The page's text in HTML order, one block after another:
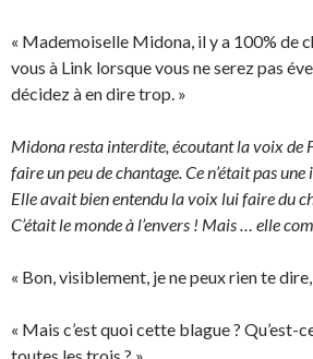
« Mademoiselle Midona, il y a 100% de
vous à Link lorsque vous ne serez pas
décidez à en dire trop. »
Midona resta interdite, écoutant la voix de
faire un peu de chantage. Ce n’était pas une
Elle avait bien entendu la voix lui faire du
C’était le monde à l’envers ! Mais … elle
« Bon, visiblement, je ne peux rien te
« Mais c’est quoi cette blague ? Qu’est-